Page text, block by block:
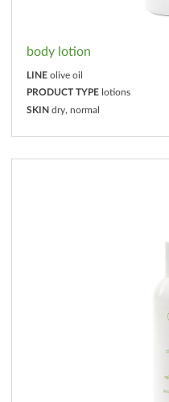
body lotion
LINE olive oil
PRODUCT TYPE lotions
SKIN dry, normal